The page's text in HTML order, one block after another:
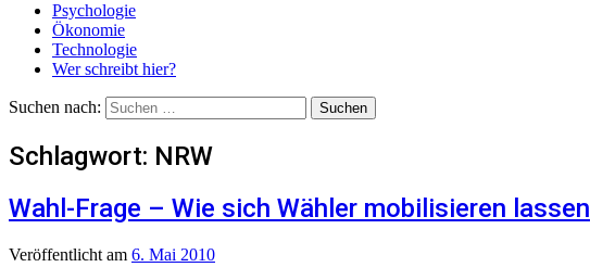
Psychologie
Ökonomie
Technologie
Wer schreibt hier?
Suchen nach:
Schlagwort: NRW
Wahl-Frage – Wie sich Wähler mobilisieren lassen
Veröffentlicht am 6. Mai 2010